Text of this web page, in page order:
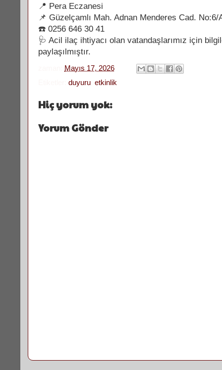
📍 Pera Eczanesi
📌 Güzelçamlı Mah. Adnan Menderes Cad. No:6/
☎️ 0256 646 30 41
🩺 Acil ilaç ihtiyacı olan vatandaşlarımız için
paylaşılmıştır.
Mayıs 17, 2026
duyuru etkinlik
Hiç yorum yok:
Yorum Gönder